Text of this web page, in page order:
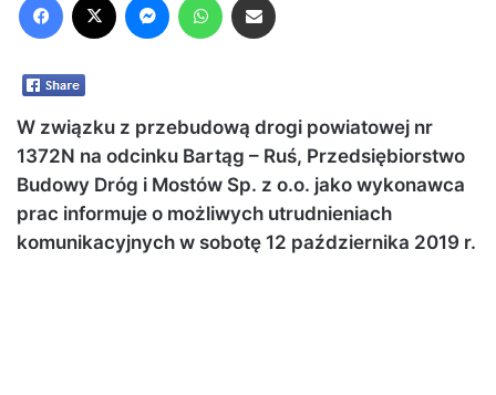
W związku z przebudową drogi powiatowej nr
1372N na odcinku Bartąg – Ruś, Przedsiębiorstwo
Budowy Dróg i Mostów Sp. z o.o. jako wykonawca
prac informuje o możliwych utrudnieniach
komunikacyjnych w sobotę 12 października 2019 r.